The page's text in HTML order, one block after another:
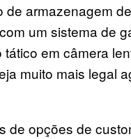
armazenagem
um sistema de
em câmera
muito mais legal
de opções de